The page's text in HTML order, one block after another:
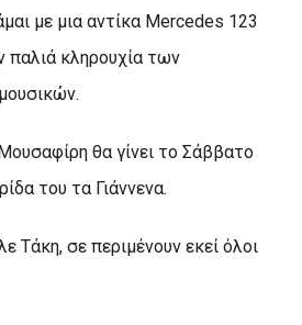
με μια αντίκα Mercedes 123
παλιά κληρουχία των
θα γίνει το Σάββατο
του τα Γιάννενα.
Τάκη, σε περιμένουν εκεί όλοι